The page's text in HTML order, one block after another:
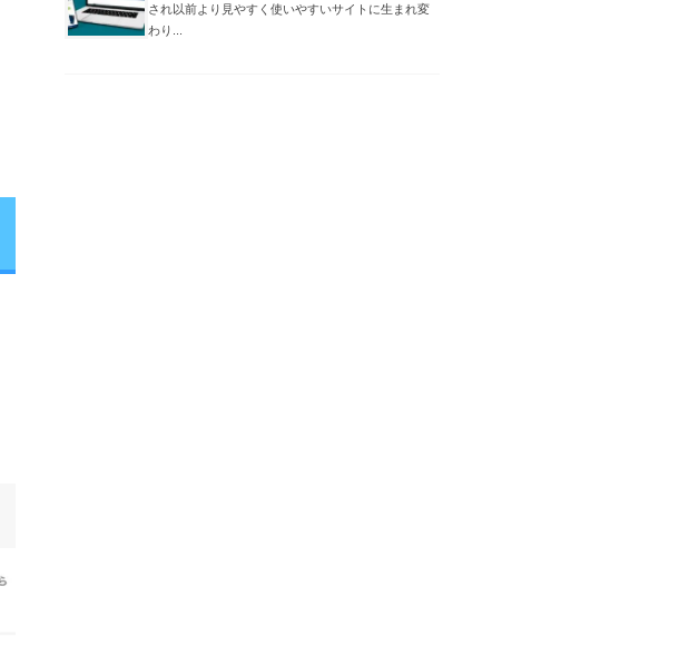
され以前より見やすく使いやすいサイトに生まれ変
わり...